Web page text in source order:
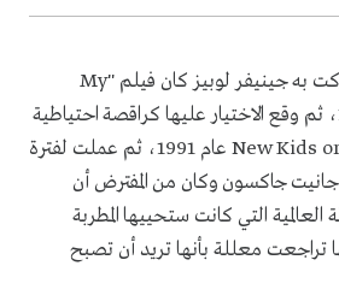
وكان أول عمل فني شاركت به جينيفر لوبيز كان فيلم "My
Little Girl" عام 1986، ثم وقع الاختيار عليها كراقصة احتياطية
في برنامج New Kids on the Block عام 1991، ثم عملت لفترة
جانيت جاكسون وكان من المفترض أن
التي كانت ستحييها المطربة
عام 1993 لكنها تراجعت معللة بأنها تريد أن تصبح